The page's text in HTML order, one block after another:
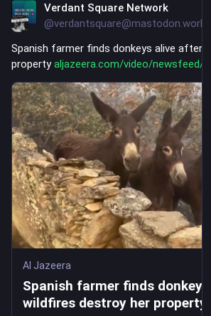
Verdant Square Network
@verdantsquare@mastodon.world
Spanish farmer finds donkeys alive after
property aljazeera.com/video/newsfeed/2
Al Jazeera
Spanish farmer finds donkeys
wildfires destroy her property